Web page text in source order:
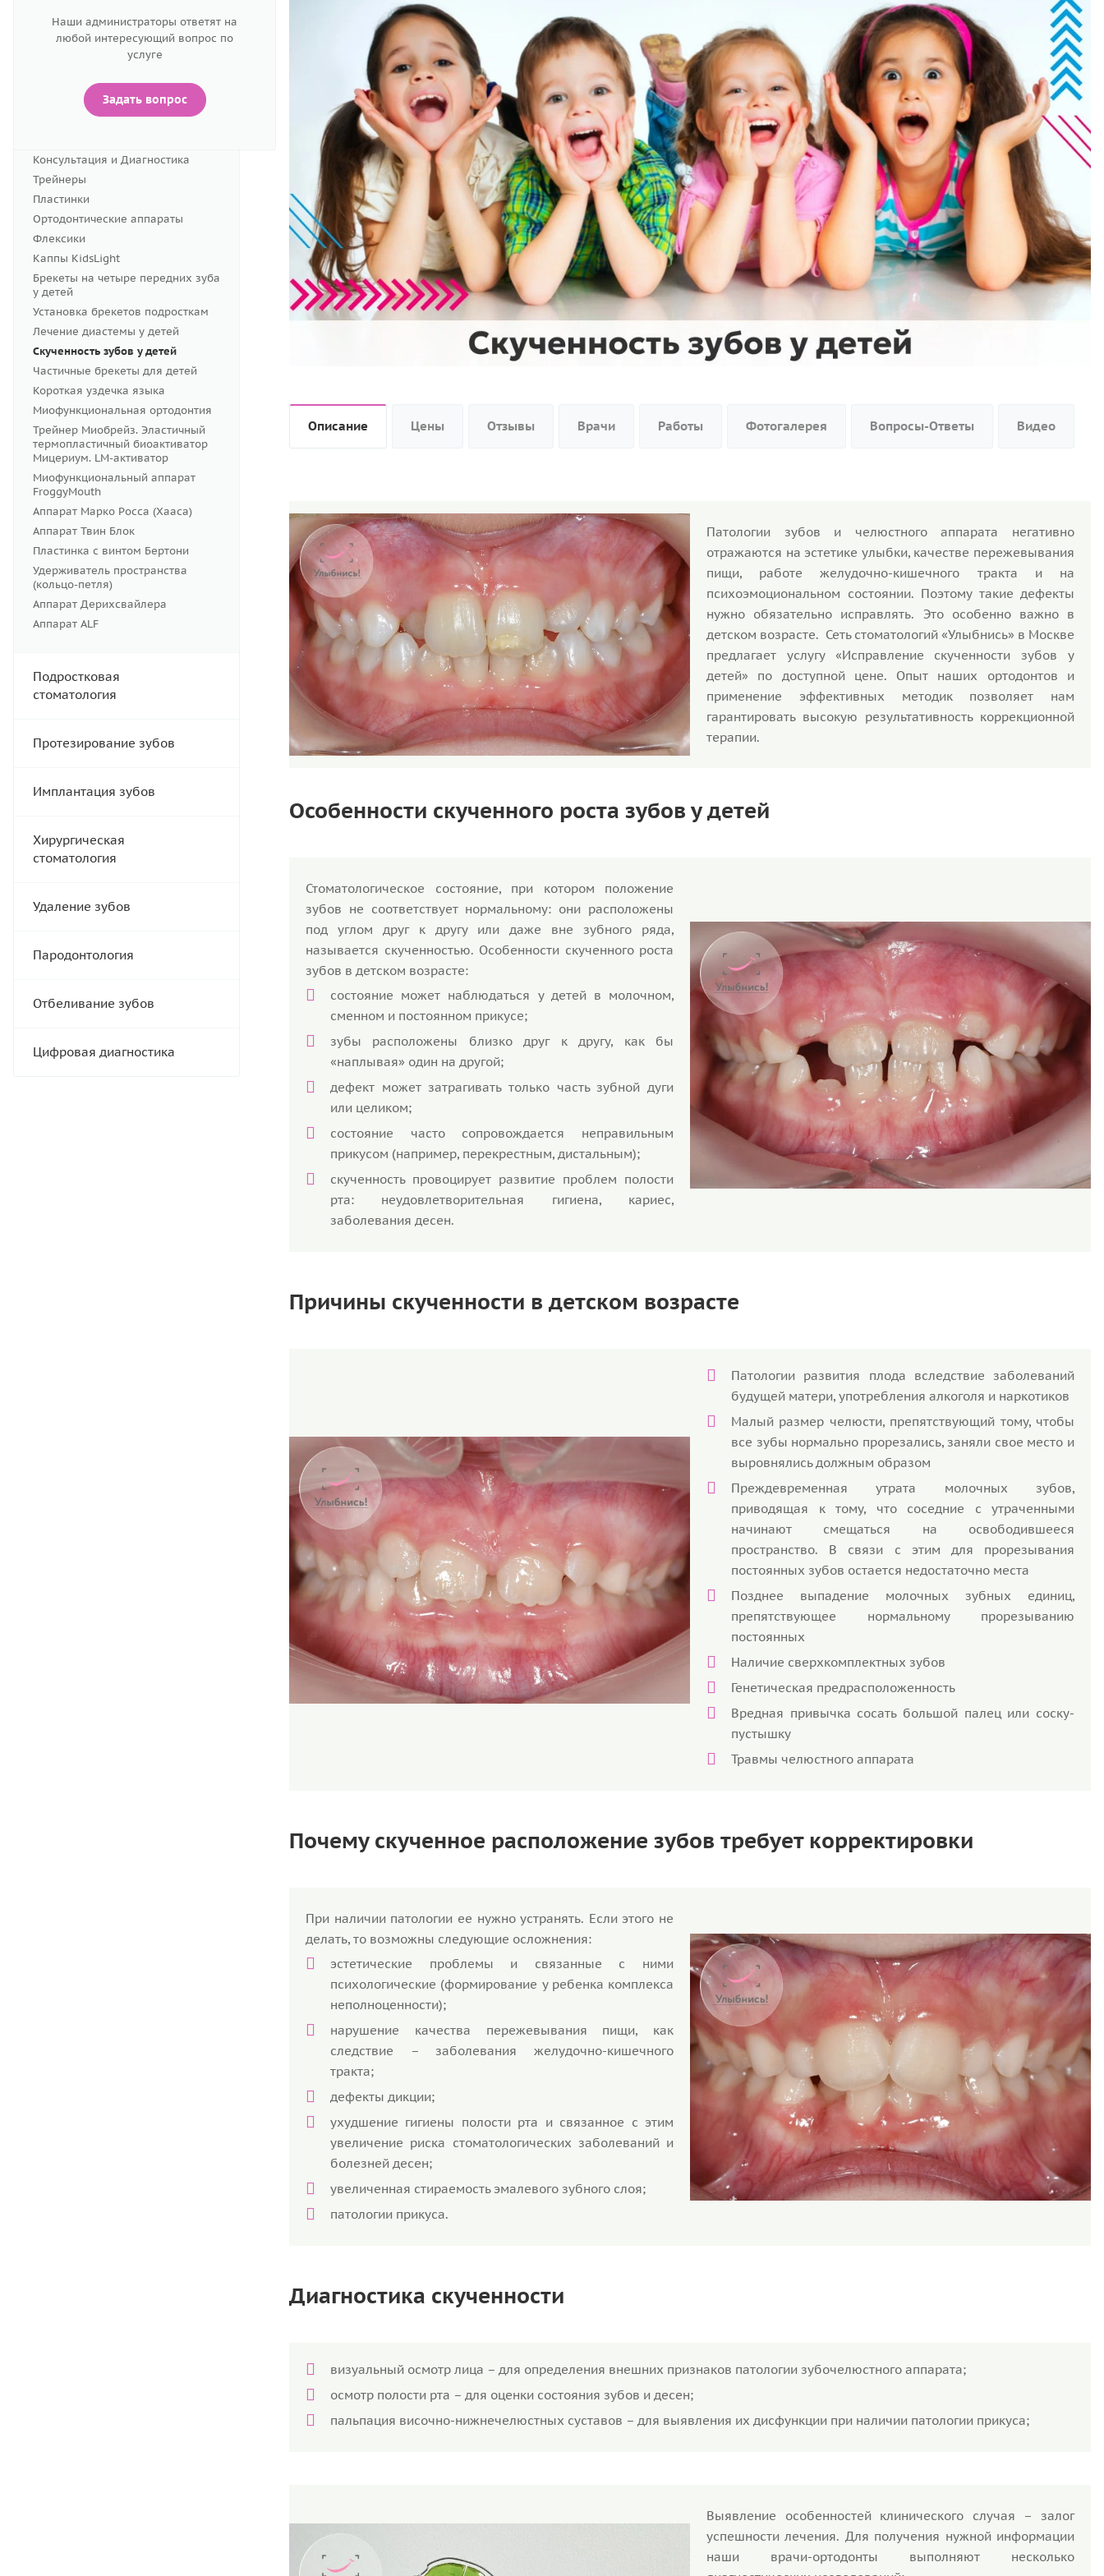
Лечение зубов детям
Ортодонтия
Консультация и Диагностика
Трейнеры
Пластинки
Ортодонтические аппараты
Флексики
Каппы KidsLight
Брекеты на четыре передних зуба
у детей
Установка брекетов подросткам
Лечение диастемы у детей
Скученность зубов у детей
Частичные брекеты для детей
Короткая уздечка языка
Миофункциональная ортодонтия
Трейнер Миобрейз. Эластичный
термопластичный биоактиватор
Мицериум. LM-активатор
Миофункциональный аппарат
FroggyMouth
Аппарат Марко Росса (Хааса)
Аппарат Твин Блок
Пластинка с винтом Бертони
Удерживатель пространства
(кольцо-петля)
Аппарат Дерихсвайлера
Аппарат ALF
Подростковая
стоматология
Протезирование зубов
Имплантация зубов
Хирургическая
стоматология
Удаление зубов
Пародонтология
Отбеливание зубов
Цифровая диагностика
Наши администраторы ответят на
любой интересующий вопрос по
услуге
Задать вопрос
Описание Цены Отзывы Врачи Работы Фотогалерея Вопросы-Ответы Видео
Патологии зубов и челюстного аппарата негативно
отражаются на эстетике улыбки, качестве пережевывания
пищи, работе желудочно-кишечного тракта и на
психоэмоциональном состоянии. Поэтому такие дефекты
нужно обязательно исправлять. Это особенно важно в
детском возрасте. Сеть стоматологий «Улыбнись» в Москве
предлагает услугу «Исправление скученности зубов у
детей» по доступной цене. Опыт наших ортодонтов и
применение эффективных методик позволяет нам
гарантировать высокую результативность коррекционной
терапии.
Особенности скученного роста зубов у детей
Стоматологическое состояние, при котором положение
зубов не соответствует нормальному: они расположены
под углом друг к другу или даже вне зубного ряда,
называется скученностью. Особенности скученного роста
зубов в детском возрасте:
состояние может наблюдаться у детей в молочном,
сменном и постоянном прикусе;
зубы расположены близко друг к другу, как бы
«наплывая» один на другой;
дефект может затрагивать только часть зубной дуги
или целиком;
состояние часто сопровождается неправильным
прикусом (например, перекрестным, дистальным);
скученность провоцирует развитие проблем полости
рта: неудовлетворительная гигиена, кариес,
заболевания десен.
Причины скученности в детском возрасте
Патологии развития плода вследствие заболеваний
будущей матери, употребления алкоголя и наркотиков
Малый размер челюсти, препятствующий тому, чтобы
все зубы нормально прорезались, заняли свое место и
выровнялись должным образом
Преждевременная утрата молочных зубов,
приводящая к тому, что соседние с утраченными
начинают смещаться на освободившееся
пространство. В связи с этим для прорезывания
постоянных зубов остается недостаточно места
Позднее выпадение молочных зубных единиц,
препятствующее нормальному прорезыванию
постоянных
Наличие сверхкомплектных зубов
Генетическая предрасположенность
Вредная привычка сосать большой палец или соску-
пустышку
Травмы челюстного аппарата
Почему скученное расположение зубов требует корректировки
При наличии патологии ее нужно устранять. Если этого не
делать, то возможны следующие осложнения:
эстетические проблемы и связанные с ними
психологические (формирование у ребенка комплекса
неполноценности);
нарушение качества пережевывания пищи, как
следствие – заболевания желудочно-кишечного
тракта;
дефекты дикции;
ухудшение гигиены полости рта и связанное с этим
увеличение риска стоматологических заболеваний и
болезней десен;
увеличенная стираемость эмалевого зубного слоя;
патологии прикуса.
Диагностика скученности
визуальный осмотр лица – для определения внешних признаков патологии зубочелюстного аппарата;
осмотр полости рта – для оценки состояния зубов и десен;
пальпация височно-нижнечелюстных суставов – для выявления их дисфункции при наличии патологии прикуса;
Выявление особенностей клинического случая – залог
успешности лечения. Для получения нужной информации
наши врачи-ортодонты выполняют несколько